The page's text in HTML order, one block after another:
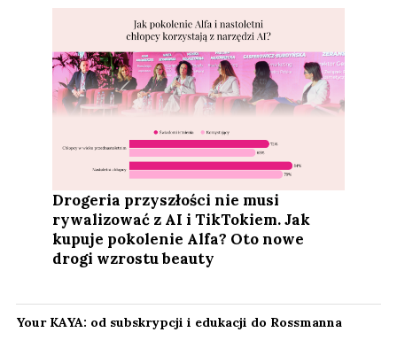
Drogeria przyszłości nie musi
rywalizować z AI i TikTokiem. Jak
kupuje pokolenie Alfa? Oto nowe
drogi wzrostu beauty
Your KAYA: od subskrypcji i edukacji do Rossmanna